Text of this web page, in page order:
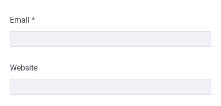
Email *
Website